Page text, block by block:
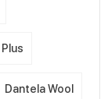
Dantela Wool